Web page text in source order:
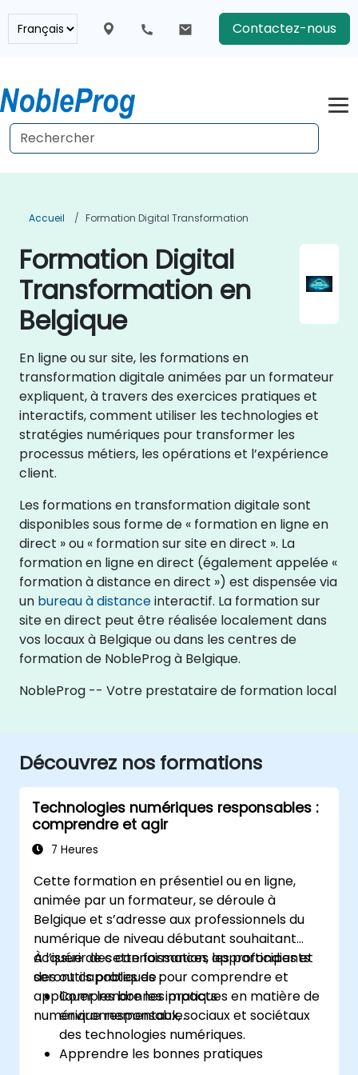
Contactez-nous
Accueil Formation Digital Transformation
Formation Digital
Transformation en
Belgique
En ligne ou sur site, les formations en
transformation digitale animées par un formateur
expliquent, à travers des exercices pratiques et
interactifs, comment utiliser les technologies et
stratégies numériques pour transformer les
processus métiers, les opérations et l’expérience
client.
Les formations en transformation digitale sont
disponibles sous forme de « formation en ligne en
direct » ou « formation sur site en direct ». La
formation en ligne en direct (également appelée «
formation à distance en direct ») est dispensée via
un bureau à distanceinteractif. La formation sur
site en direct peut être réalisée localement dans
vos locaux à Belgique ou dans les centres de
formation de NobleProg à Belgique.
NobleProg -- Votre prestataire de formation local
Découvrez nos formations
Technologies numériques responsables :
comprendre et agir
7 Heures
Cette formation en présentiel ou en ligne,
animée par un formateur, se déroule à
Belgique et s’adresse aux professionnels du
numérique de niveau débutant souhaitant
acquérir des connaissances approfondies et
des outils pratiques pour comprendre et
appliquer les bonnes pratiques en matière de
numérique responsable.
À l’issue de cette formation, les participants
seront capables de :
Comprendre les impacts
environnementaux, sociaux et sociétaux
des technologies numériques.
Apprendre les bonnes pratiques